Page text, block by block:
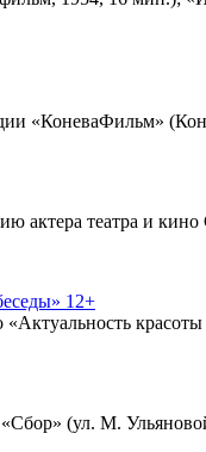
«КоневаФильм»
актера театра и
12+
(ул. М.